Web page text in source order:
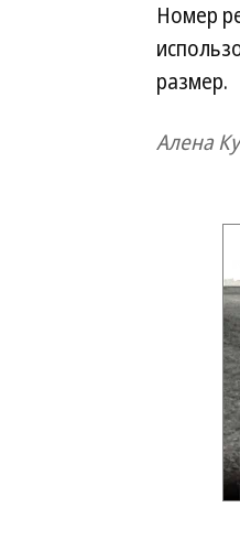
Номер
размер.
Алена